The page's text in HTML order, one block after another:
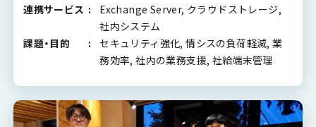
連携サービス
Exchange Server, クラウドストレージ,
社内システム
課題・目的
セキュリティ強化, 情シスの負荷軽減, 業
務効率, 社内の業務支援, 社給端末管理